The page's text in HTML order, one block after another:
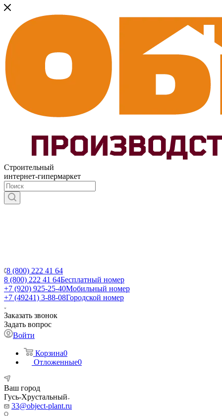
Строительный
интернет-гипермаркет
8 (800) 222 41 64
8 (800) 222 41 64Бесплатный номер
+7 (920) 925-25-40Мобильный номер
+7 (49241) 3-88-08Городской номер
Заказать звонок
Задать вопрос
Войти
Корзина0
Отложенные0
Ваш город
Гусь-Хрустальный
33@object-plant.ru